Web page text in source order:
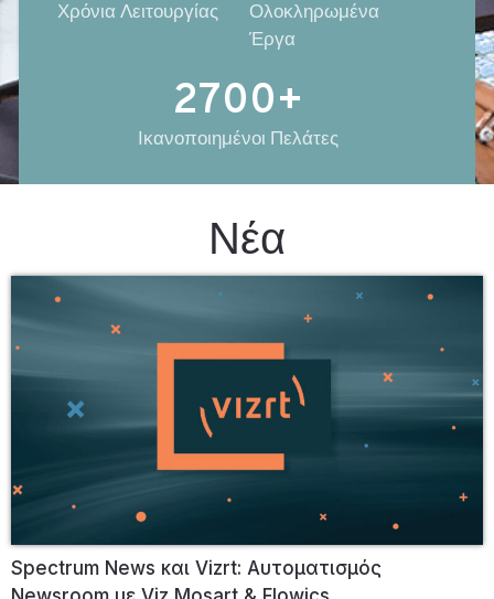
Χρόνια Λειτουργίας
Ολοκληρωμένα
Έργα
Ικανοποιημένοι Πελάτες
2700+
Νέα
Spectrum News και Vizrt: Αυτοματισμός